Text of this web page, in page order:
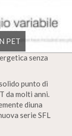
PET
senza
punto di
da molti anni.
diuna
serie SFL